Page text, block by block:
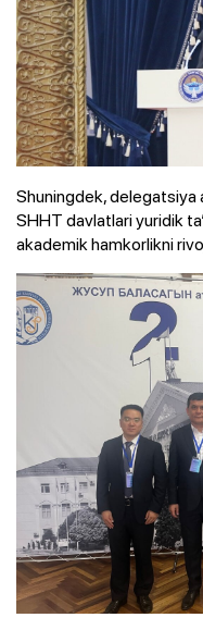
Shuningdek, delegatsiya
SHHT davlatlari yuridik
akademik hamkorlikni